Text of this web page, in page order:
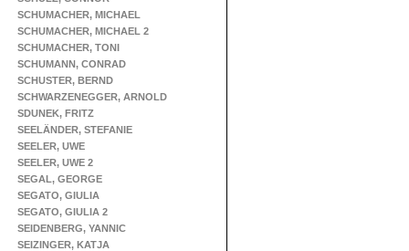
SCHUMACHER, MICHAEL
SCHUMACHER, MICHAEL 2
SCHUMACHER, TONI
SCHUMANN, CONRAD
SCHUSTER, BERND
SCHWARZENEGGER, ARNOLD
SDUNEK, FRITZ
SEELÄNDER, STEFANIE
SEELER, UWE
SEELER, UWE 2
SEGAL, GEORGE
SEGATO, GIULIA
SEGATO, GIULIA 2
SEIDENBERG, YANNIC
SEIZINGER, KATJA